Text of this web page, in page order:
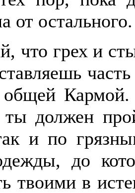
от остального.
что грех и
общей
ты должен
и по
до
твоими в